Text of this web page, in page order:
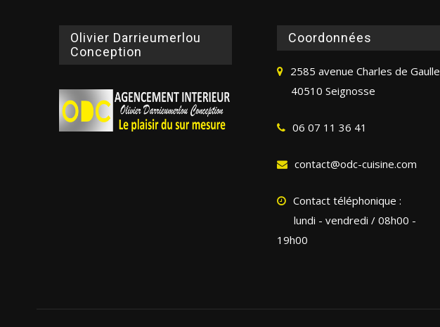
Olivier Darrieumerlou
Conception
Coordonnées
2585 avenue Charles de Gaulle
40510 Seignosse
06 07 11 36 41
contact@odc-cuisine.com
Contact téléphonique :
lundi - vendredi / 08h00 -
19h00